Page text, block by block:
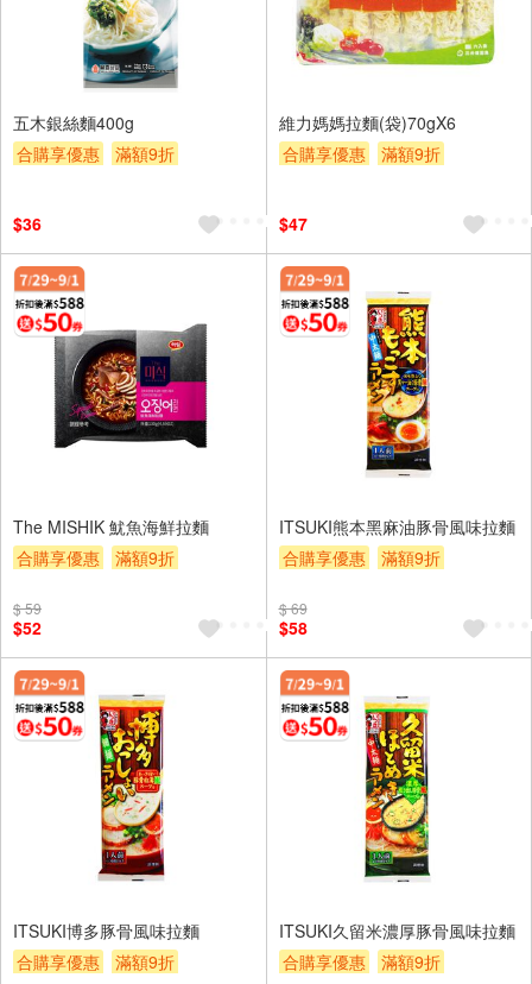
五木銀絲麵400g
合購享優惠
滿額9折
$36
維力媽媽拉麵(袋)70gX6
合購享優惠
滿額9折
$47
The MISHIK 魷魚海鮮拉麵
合購享優惠
滿額9折
$ 59
$52
ITSUKI熊本黑麻油豚骨風味拉麵
合購享優惠
滿額9折
$ 69
$58
ITSUKI博多豚骨風味拉麵
合購享優惠
滿額9折
ITSUKI久留米濃厚豚骨風味拉麵
合購享優惠
滿額9折